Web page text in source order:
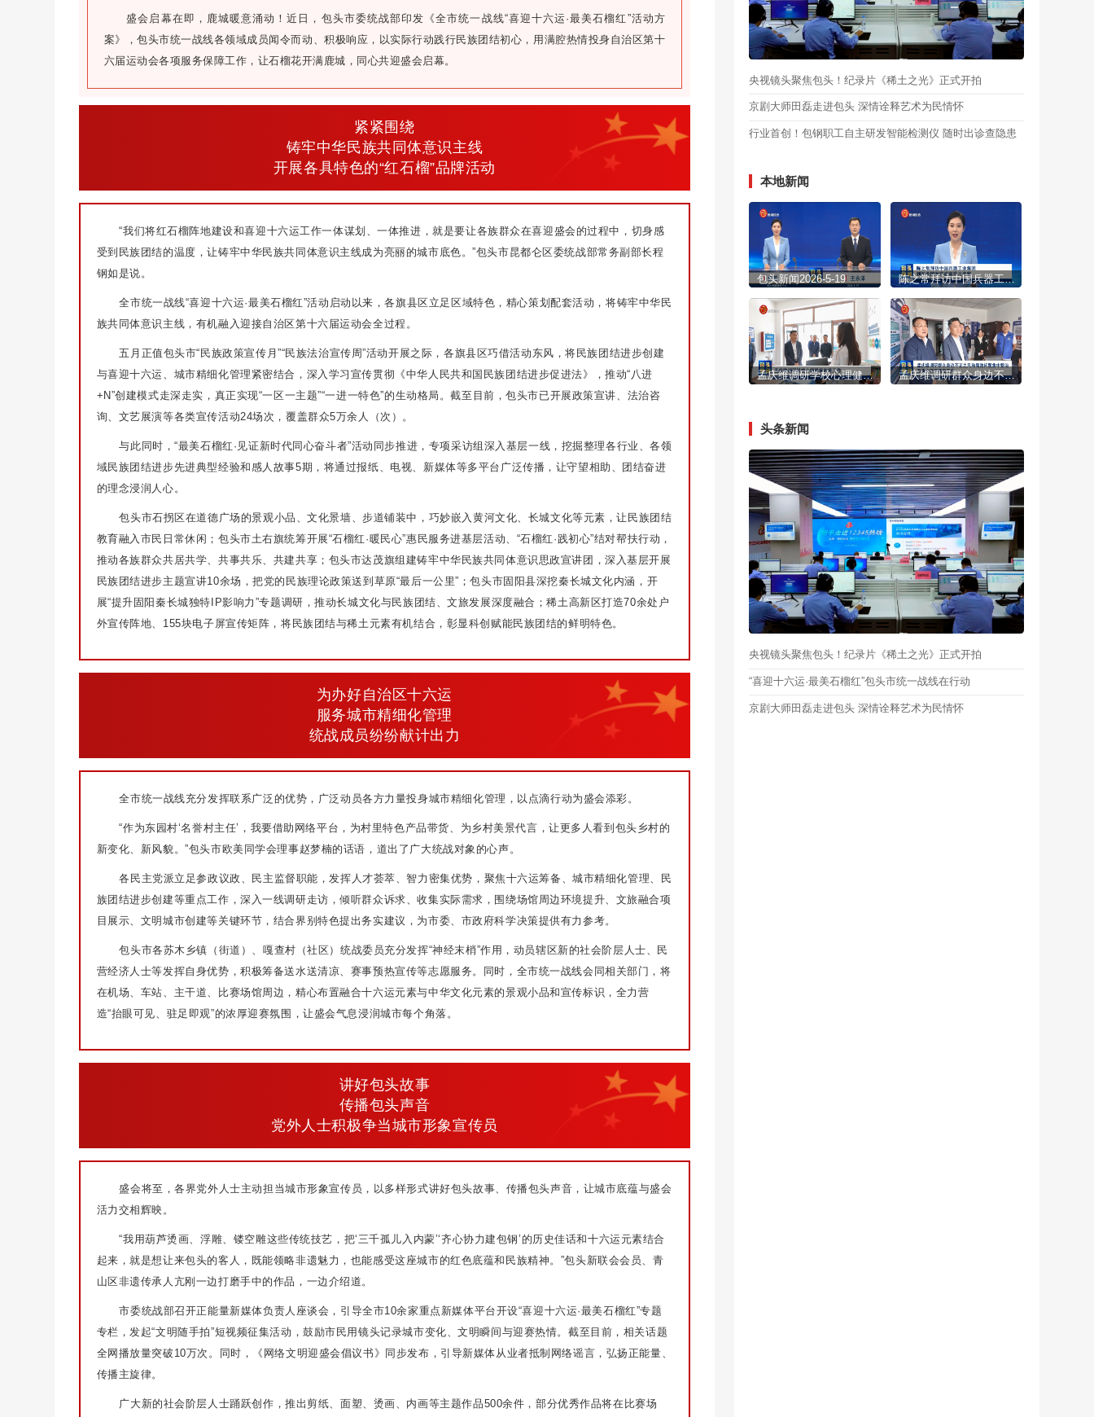
盛会启幕在即，鹿城暖意涌动！近日，包头市委统战部印发《全市统一战线“喜迎十六运·最美石榴红”活动方
案》，包头市统一战线各领域成员闻令而动、积极响应，以实际行动践行民族团结初心，用满腔热情投身自治区第十
六届运动会各项服务保障工作，让石榴花开满鹿城，同心共迎盛会启幕。
紧紧围绕
铸牢中华民族共同体意识主线
开展各具特色的“红石榴”品牌活动
“我们将红石榴阵地建设和喜迎十六运工作一体谋划、一体推进，就是要让各族群众在喜迎盛会的过程中，切身感
受到民族团结的温度，让铸牢中华民族共同体意识主线成为亮丽的城市底色。”包头市昆都仑区委统战部常务副部长程
钢如是说。
全市统一战线“喜迎十六运·最美石榴红”活动启动以来，各旗县区立足区域特色，精心策划配套活动，将铸牢中华民
族共同体意识主线，有机融入迎接自治区第十六届运动会全过程。
五月正值包头市“民族政策宣传月”“民族法治宣传周”活动开展之际，各旗县区巧借活动东风，将民族团结进步创建
与喜迎十六运、城市精细化管理紧密结合，深入学习宣传贯彻《中华人民共和国民族团结进步促进法》，推动“八进
+N”创建模式走深走实，真正实现“一区一主题”“一进一特色”的生动格局。截至目前，包头市已开展政策宣讲、法治咨
询、文艺展演等各类宣传活动24场次，覆盖群众5万余人（次）。
与此同时，“最美石榴红·见证新时代同心奋斗者”活动同步推进，专项采访组深入基层一线，挖掘整理各行业、各领
域民族团结进步先进典型经验和感人故事5期，将通过报纸、电视、新媒体等多平台广泛传播，让守望相助、团结奋进
的理念浸润人心。
包头市石拐区在道德广场的景观小品、文化景墙、步道铺装中，巧妙嵌入黄河文化、长城文化等元素，让民族团结
教育融入市民日常休闲；包头市土右旗统筹开展“石榴红·暖民心”惠民服务进基层活动、“石榴红·践初心”结对帮扶行动，
推动各族群众共居共学、共事共乐、共建共享；包头市达茂旗组建铸牢中华民族共同体意识思政宣讲团，深入基层开展
民族团结进步主题宣讲10余场，把党的民族理论政策送到草原“最后一公里”；包头市固阳县深挖秦长城文化内涵，开
展“提升固阳秦长城独特IP影响力”专题调研，推动长城文化与民族团结、文旅发展深度融合；稀土高新区打造70余处户
外宣传阵地、155块电子屏宣传矩阵，将民族团结与稀土元素有机结合，彰显科创赋能民族团结的鲜明特色。
为办好自治区十六运
服务城市精细化管理
统战成员纷纷献计出力
全市统一战线充分发挥联系广泛的优势，广泛动员各方力量投身城市精细化管理，以点滴行动为盛会添彩。
“作为东园村‘名誉村主任’，我要借助网络平台，为村里特色产品带货、为乡村美景代言，让更多人看到包头乡村的
新变化、新风貌。”包头市欧美同学会理事赵梦楠的话语，道出了广大统战对象的心声。
各民主党派立足参政议政、民主监督职能，发挥人才荟萃、智力密集优势，聚焦十六运筹备、城市精细化管理、民
族团结进步创建等重点工作，深入一线调研走访，倾听群众诉求、收集实际需求，围绕场馆周边环境提升、文旅融合项
目展示、文明城市创建等关键环节，结合界别特色提出务实建议，为市委、市政府科学决策提供有力参考。
包头市各苏木乡镇（街道）、嘎查村（社区）统战委员充分发挥“神经末梢”作用，动员辖区新的社会阶层人士、民
营经济人士等发挥自身优势，积极筹备送水送清凉、赛事预热宣传等志愿服务。同时，全市统一战线会同相关部门，将
在机场、车站、主干道、比赛场馆周边，精心布置融合十六运元素与中华文化元素的景观小品和宣传标识，全力营
造“抬眼可见、驻足即观”的浓厚迎赛氛围，让盛会气息浸润城市每个角落。
讲好包头故事
传播包头声音
党外人士积极争当城市形象宣传员
盛会将至，各界党外人士主动担当城市形象宣传员，以多样形式讲好包头故事、传播包头声音，让城市底蕴与盛会
活力交相辉映。
“我用葫芦烫画、浮雕、镂空雕这些传统技艺，把‘三千孤儿入内蒙’‘齐心协力建包钢’的历史佳话和十六运元素结合
起来，就是想让来包头的客人，既能领略非遗魅力，也能感受这座城市的红色底蕴和民族精神。”包头新联会会员、青
山区非遗传承人亢刚一边打磨手中的作品，一边介绍道。
市委统战部召开正能量新媒体负责人座谈会，引导全市10余家重点新媒体平台开设“喜迎十六运·最美石榴红”专题
专栏，发起“文明随手拍”短视频征集活动，鼓励市民用镜头记录城市变化、文明瞬间与迎赛热情。截至目前，相关话题
全网播放量突破10万次。同时，《网络文明迎盛会倡议书》同步发布，引导新媒体从业者抵制网络谣言，弘扬正能量、
传播主旋律。
广大新的社会阶层人士踊跃创作，推出剪纸、面塑、烫画、内画等主题作品500余件，部分优秀作品将在比赛场
央视镜头聚焦包头！纪录片《稀土之光》正式开拍
京剧大师田磊走进包头 深情诠释艺术为民情怀
行业首创！包钢职工自主研发智能检测仪 随时出诊查隐患
本地新闻
包头新闻2026-5-19 陈之常拜访中国兵器工业集团 到怀柔国家实验室学习考察
孟庆维调研学校心理健康教育工作 孟庆维调研群众身边不正之风和腐败问题集中整治及重大项目建设工作
头条新闻
央视镜头聚焦包头！纪录片《稀土之光》正式开拍
“喜迎十六运·最美石榴红”包头市统一战线在行动
京剧大师田磊走进包头 深情诠释艺术为民情怀